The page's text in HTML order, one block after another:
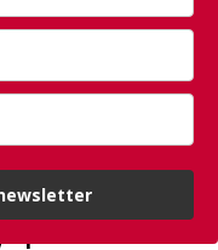
Dijele se u